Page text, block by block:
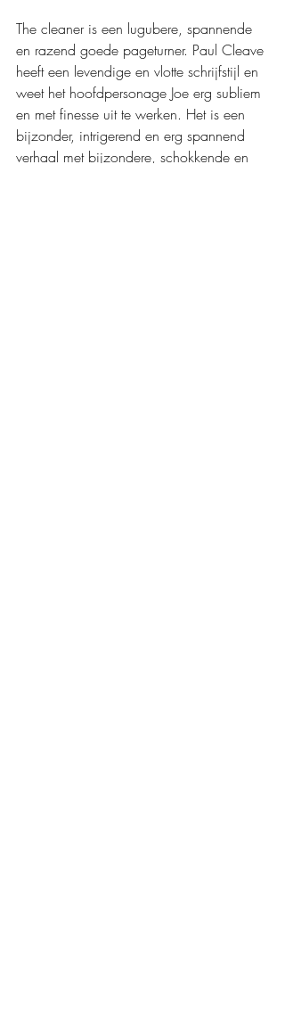
The cleaner is een lugubere, spannende
en razend goede pageturner. Paul Cleave
heeft een levendige en vlotte schrijfstijl en
weet het hoofdpersonage Joe erg subliem
en met finesse uit te werken. Het is een
bijzonder, intrigerend en erg spannend
verhaal met bijzondere, schokkende en